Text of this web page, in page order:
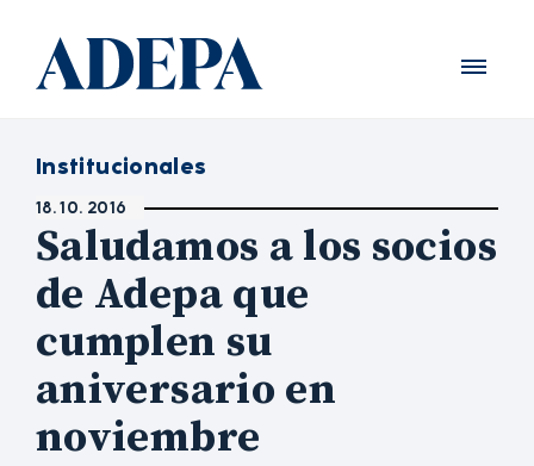
Institucionales
18. 10. 2016
Saludamos a los socios
de Adepa que
cumplen su
aniversario en
noviembre